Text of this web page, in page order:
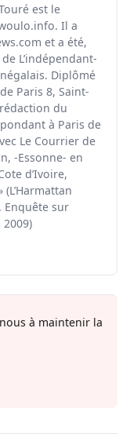
est le
Il a
et a été,
L’indépendant-
Diplômé
Paris 8, Saint-
du
à Paris de
Le Courrier de
-Essonne- en
d’Ivoire,
Enquête sur
2009)
à maintenir la